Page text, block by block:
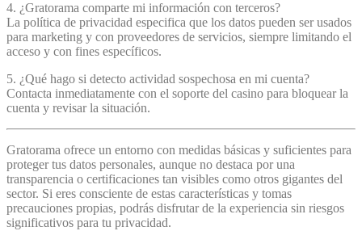
4. ¿Gratorama comparte mi información con terceros?
La política de privacidad especifica que los datos pueden ser usados
para marketing y con proveedores de servicios, siempre limitando el
acceso y con fines específicos.
5. ¿Qué hago si detecto actividad sospechosa en mi cuenta?
Contacta inmediatamente con el soporte del casino para bloquear la
cuenta y revisar la situación.
Gratorama ofrece un entorno con medidas básicas y suficientes para
proteger tus datos personales, aunque no destaca por una
transparencia o certificaciones tan visibles como otros gigantes del
sector. Si eres consciente de estas características y tomas
precauciones propias, podrás disfrutar de la experiencia sin riesgos
significativos para tu privacidad.